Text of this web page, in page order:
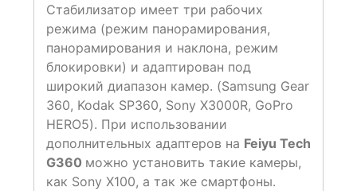
Стабилизатор имеет три рабочих
режима (режим панорамирования,
панорамирования и наклона, режим
блокировки) и адаптирован под
широкий диапазон камер. (Samsung Gear
360, Kodak SP360, Sony X3000R, GoPro
HERO5). При использовании
дополнительных адаптеров на Feiyu Tech
G360 можно установить такие камеры,
как Sony X100, а так же смартфоны.